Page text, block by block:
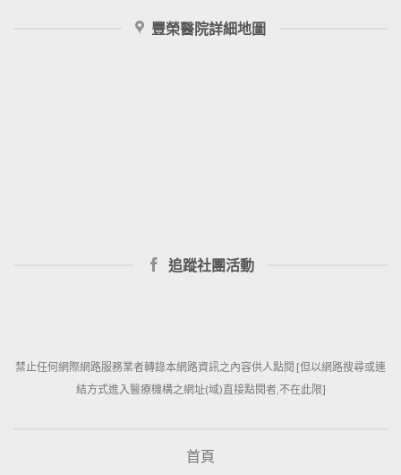
豐榮醫院詳細地圖
追蹤社團活動
禁止任何網際網路服務業者轉錄本網路資訊之內容供人點閱 [但以網路搜尋或連
結方式進入醫療機構之網址(域)直接點閱者,不在此限]
首頁